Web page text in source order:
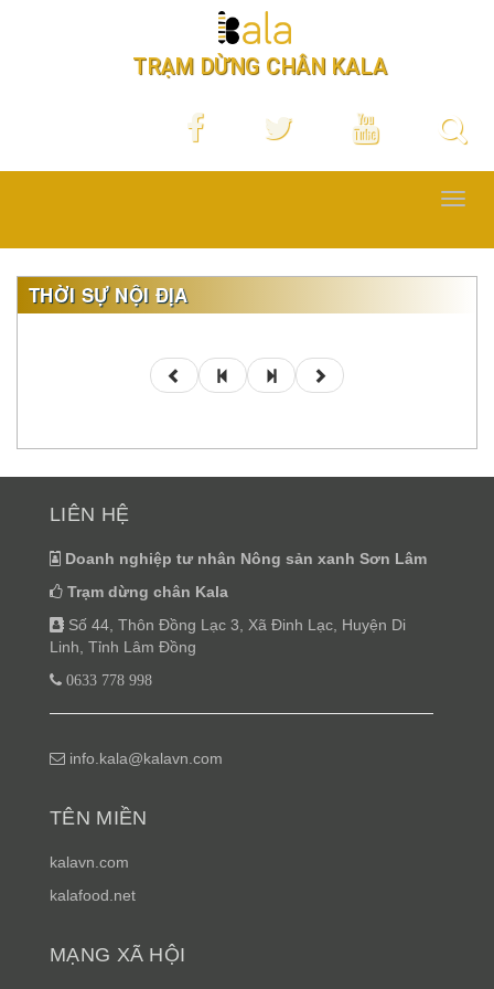
TRẠM DỪNG CHÂN KALA
THỜI SỰ NỘI ĐỊA
LIÊN HỆ
Doanh nghiệp tư nhân Nông sản xanh Sơn Lâm
Trạm dừng chân Kala
Số 44, Thôn Đồng Lạc 3, Xã Đinh Lạc, Huyện Di
Linh, Tỉnh Lâm Đồng
0633 778 998
info.kala@kalavn.com
TÊN MIỀN
kalavn.com
kalafood.net
MẠNG XÃ HỘI